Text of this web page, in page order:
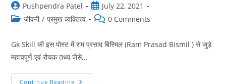
Post
author:
Pushpendra Patel
Post
published:
July 22, 2021
Postजीवनी / प्रमुख व्यक्तित्व
Post0 Comments
Gk Skill की इस पोस्ट में राम प्रसाद बिस्मिल (Ram Prasad Bismil ) से जुड़े
महत्वपूर्ण एवं रोचक तथ्य जैसे…
Continue Reading Ram